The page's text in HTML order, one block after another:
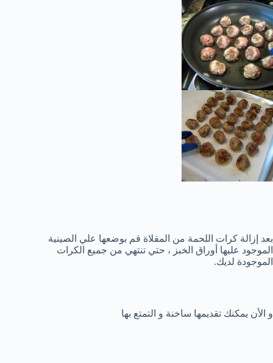
بعد إزالة كرات اللحمة من المقلاة قم بوضعها علي الصينية
الموجود عليها أوراق الخبز ، حتي تنتهي من جميع الكرات
الموجودة لديك.
و الأن يمكنك تقديمها ساخنة و التمتع بها